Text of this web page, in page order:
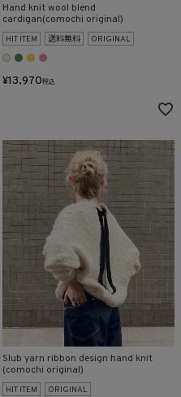
索
Hand knit wool blend
cardigan(comochi original)
HIT ITEM 送料無料 ORIGINAL
¥13,970税込
Slub yarn ribbon design hand knit
(comochi original)
HIT ITEM ORIGINAL